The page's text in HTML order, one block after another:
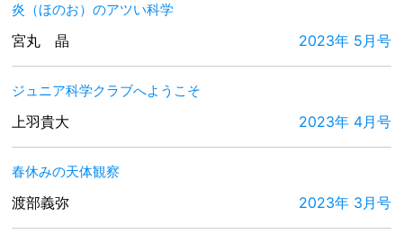
炎（ほのお）のアツい科学
宮丸 晶 2023年 5月号
ジュニア科学クラブへようこそ
上羽貴大 2023年 4月号
春休みの天体観察
渡部義弥 2023年 3月号